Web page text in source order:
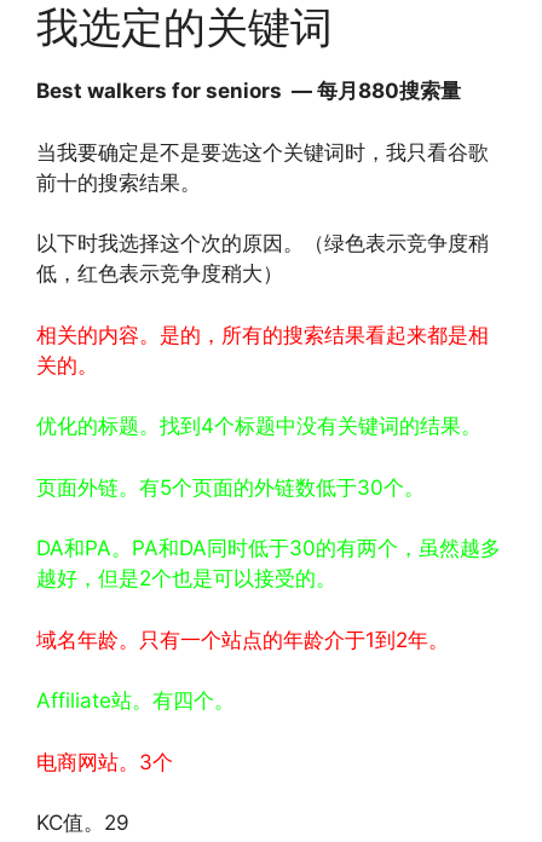
我选定的关键词
Best walkers for seniors — 每月880搜索量
当我要确定是不是要选这个关键词时，我只看谷歌
前十的搜索结果。
以下时我选择这个次的原因。（绿色表示竞争度稍
低，红色表示竞争度稍大）
相关的内容。是的，所有的搜索结果看起来都是相
关的。
优化的标题。找到4个标题中没有关键词的结果。
页面外链。有5个页面的外链数低于30个。
DA和PA。PA和DA同时低于30的有两个，虽然越多
越好，但是2个也是可以接受的。
域名年龄。只有一个站点的年龄介于1到2年。
Affiliate站。有四个。
电商网站。3个
KC值。29